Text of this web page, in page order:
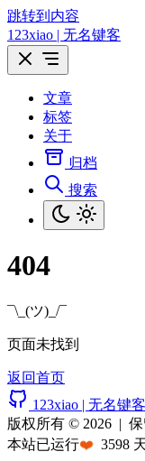
跳转到内容
123xiao | 无名键客
文章
标签
关于
归档
搜索
404
¯\_(ツ)_/¯
页面未找到
返回首页
123xiao | 无名键
版权所有 © 2026 |
本站已运行❤️ 3598